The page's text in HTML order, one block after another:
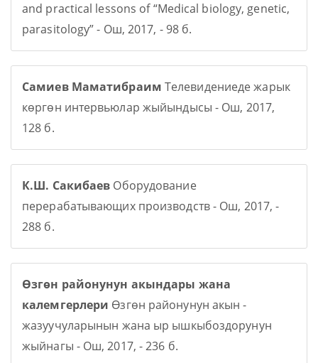
and practical lessons of “Medical biology, genetic,
parasitology” - Ош, 2017, - 98 б.
Самиев Маматибраим Телевидениеде жарык
көргөн интервьюлар жыйындысы - Ош, 2017,
128 б.
К.Ш. Сакибаев Оборудование
перерабатывающих производств - Ош, 2017, -
288 б.
Өзгөн районунун акындары жана
калемгерлери Өзгөн районунун акын -
жазуучуларынын жана ыр ышкыбоздорунун
жыйнагы - Ош, 2017, - 236 б.